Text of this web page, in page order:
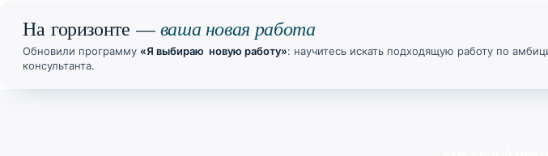
На горизонте —ваша новая работа
Обновили программу «Я выбираю новую работу»: научитесь искать подходящую работу по
консультанта.